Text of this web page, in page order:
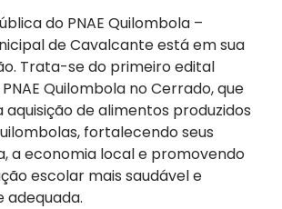
do PNAE Quilombola –
de Cavalcante está em sua
Trata-se do primeiro edital
Quilombola no Cerrado, que
aquisição de alimentos produzidos
fortalecendo seus
a economia local e promovendo
escolar mais saudável e